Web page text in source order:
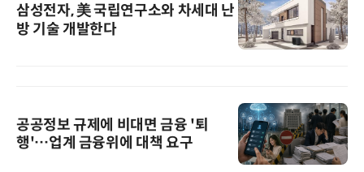
삼성전자, 美 국립연구소와 차세대 난
방 기술 개발한다
공공정보 규제에 비대면 금융 '퇴
행'…업계 금융위에 대책 요구